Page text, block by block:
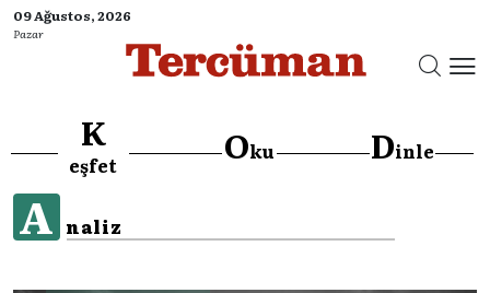
09 Ağustos, 2026
Pazar
K
eşfet Oku Dinle
A naliz